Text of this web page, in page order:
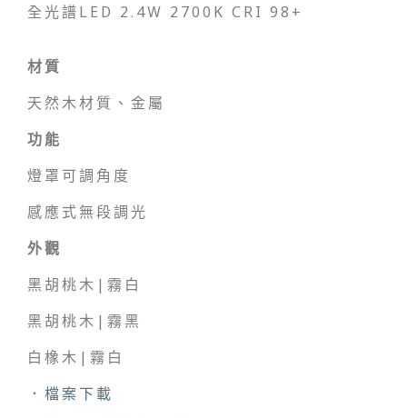
全光譜LED 2.4W 2700K CRI 98+
材質
天然木材質、金屬
功能
燈罩可調角度
感應式無段調光
外觀
黑胡桃木|霧白
黑胡桃木|霧黑
白橡木|霧白
．檔案下載